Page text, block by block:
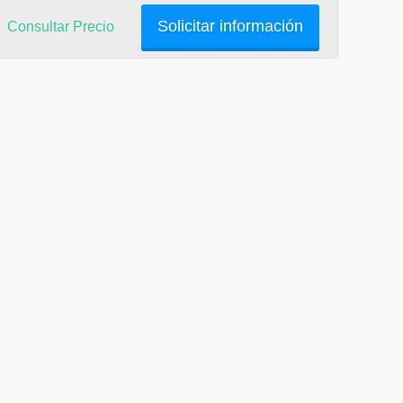
Solicitar información
Consultar Precio